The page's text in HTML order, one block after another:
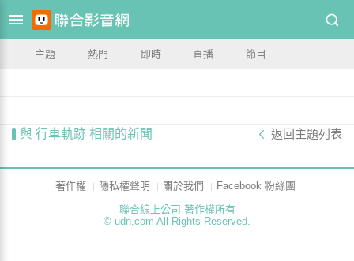
主題 熱門 即時 直播 節目
與 行車軌跡 相關的新聞 返回主題列表
著作權 隱私權聲明 關於我們
Facebook 粉絲團
聯合線上公司 著作權所有
© udn.com All Rights Reserved.